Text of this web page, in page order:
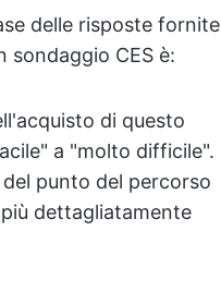
delle risposte fornite
sondaggio CES è:
di questo
a "molto difficile".
punto del percorso
dettagliatamente